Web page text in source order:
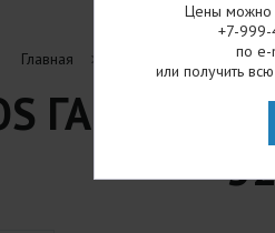
Главная
ГАЙКА 1
Цены можно
+7-
по
или получить